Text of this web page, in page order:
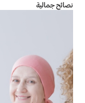
نصائح جمالية